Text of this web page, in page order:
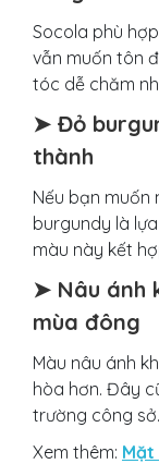
Socola phù
vẫn muốn tôn
tóc dễ chăm
➤ Đỏ
thành
Nếu bạn muốn
burgundy là
màu này kết
➤ Nâu ánh
mùa đông
Màu nâu ánh
hòa hơn. Đây
trường công sở.
Xem thêm: Mặt